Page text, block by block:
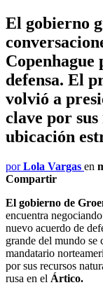
El gobierno
Copenhague
defensa. El
volvió a
clave por
ubicación
porLola Vargas en
Compartir
El gobierno de
encuentra
nuevo acuerdo de
grande del mundo
mandatario
por sus recursos
rusa en el Ártico.